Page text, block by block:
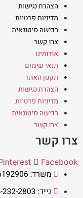
הצהרת נגישות
מדיניות פרטיות
רכישה סיטונאית
צרו קשר
אודותינו
תנאי שימוש
תקנון האתר
הצהרת נגישות
מדיניות פרטיות
רכישה סיטונאית
צרו קשר
צרו קשר
Pinterest Facebook
משרד: 03-6192906
נייד: 054-232-2803